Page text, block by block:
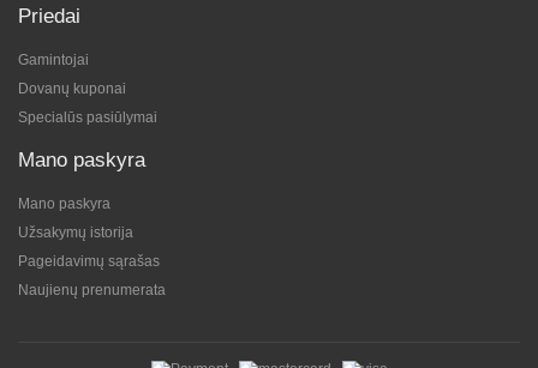
Priedai
Gamintojai
Dovanų kuponai
Specialūs pasiūlymai
Mano paskyra
Mano paskyra
Užsakymų istorija
Pageidavimų sąrašas
Naujienų prenumerata